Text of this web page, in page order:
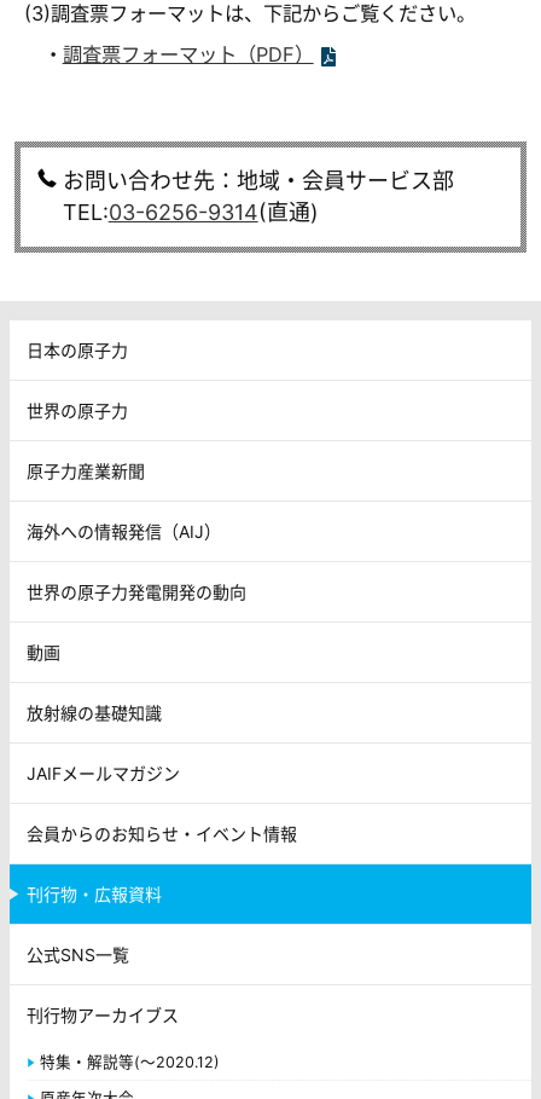
(3)調査票フォーマットは、下記からご覧ください。
・ 調査票フォーマット（PDF）
お問い合わせ先：地域・会員サービス部
TEL:03-6256-9314(直通)
日本の原子力
世界の原子力
原子力産業新聞
海外への情報発信（AIJ）
世界の原子力発電開発の動向
動画
放射線の基礎知識
JAIFメールマガジン
会員からのお知らせ・イベント情報
刊行物・広報資料
公式SNS一覧
刊行物アーカイブス
特集・解説等(～2020.12)